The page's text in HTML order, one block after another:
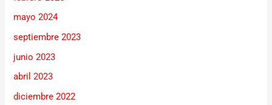
mayo 2024
septiembre 2023
junio 2023
abril 2023
diciembre 2022